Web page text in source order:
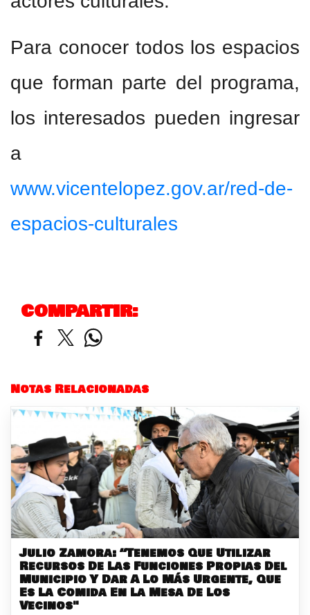
Para conocer todos los espacios
que forman parte del programa,
los interesados pueden ingresar
a
www.vicentelopez.gov.ar/red-de-
espacios-culturales
COMPARTIR:
Notas Relacionadas
Julio Zamora: “Tenemos Que Utilizar
Recursos De Las Funciones Propias Del
Municipio Y Dar A Lo Más Urgente, Que
Es La Comida En La Mesa De Los
Vecinos"